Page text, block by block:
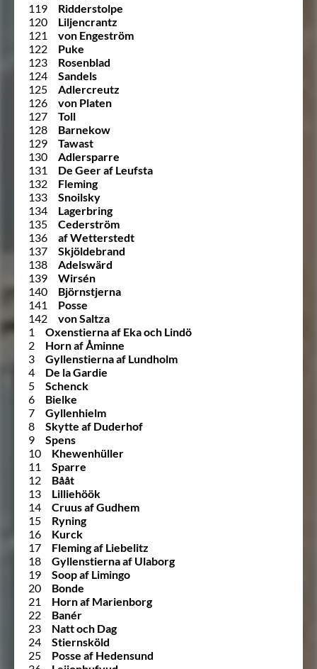
119
Ridderstolpe
120
Liljencrantz
121
von Engeström
122
Puke
123
Rosenblad
124
Sandels
125
Adlercreutz
126
von Platen
127
Toll
128
Barnekow
129
Tawast
130
Adlersparre
131
De Geer af Leufsta
132
Fleming
133
Snoilsky
134
Lagerbring
135
Cederström
136
af Wetterstedt
137
Skjöldebrand
138
Adelswärd
139
Wirsén
140
Björnstjerna
141
Posse
142
von Saltza
1
Oxenstierna af Eka och Lindö
2
Horn af Åminne
3
Gyllenstierna af Lundholm
4
De la Gardie
5
Schenck
6
Bielke
7
Gyllenhielm
8
Skytte af Duderhof
9
Spens
10
Khewenhüller
11
Sparre
12
Bååt
13
Lilliehöök
14
Cruus af Gudhem
15
Ryning
16
Kurck
17
Fleming af Liebelitz
18
Gyllenstierna af Ulaborg
19
Soop af Limingo
20
Bonde
21
Horn af Marienborg
22
Banér
23
Natt och Dag
24
Stiernsköld
25
Posse af Hedensund